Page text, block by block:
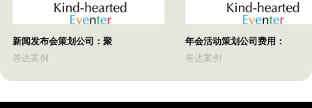
新闻发布会策划公司：聚
善达案例
年会活动策划公司费用：
善达案例